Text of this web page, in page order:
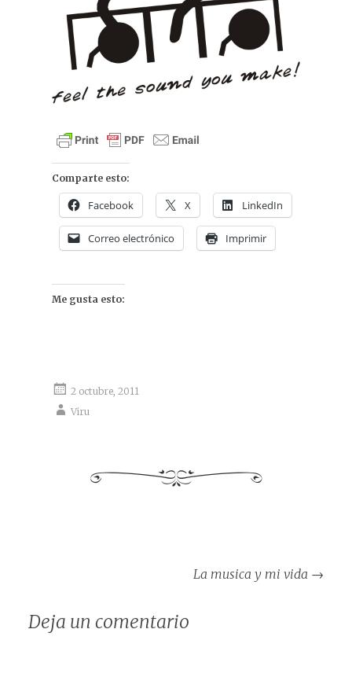
Comparte esto:
Facebook X LinkedIn
Correo electrónico Imprimir
Me gusta esto:
2 octubre, 2011
Viru
Navegación
entradas
La musica y mi vida →
Deja un comentario